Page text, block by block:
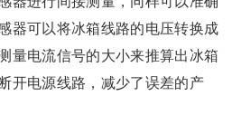
器可以将冰箱线路的电压转换成
量电流信号的大小来推算出冰箱
开电源线路，减少了误差的产